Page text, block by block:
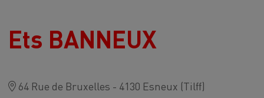
Ets BANNEUX
64 Rue de Bruxelles - 4130 Esneux (Tilff)